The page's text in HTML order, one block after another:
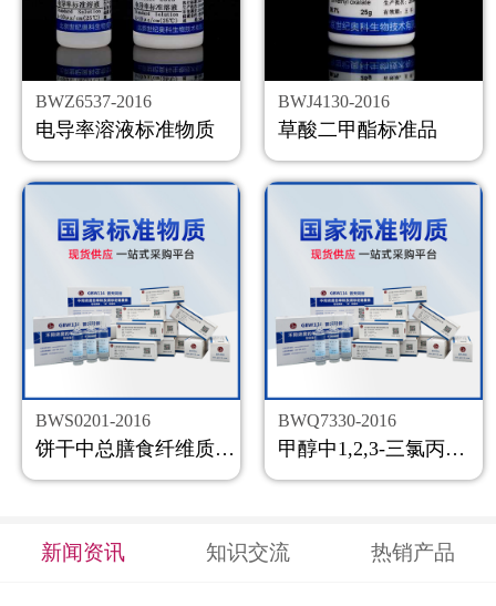
BWZ6537-2016
电导率溶液标准物质
BWJ4130-2016
草酸二甲酯标准品
BWS0201-2016
饼干中总膳食纤维质控样品
BWQ7330-2016
甲醇中1,2,3-三氯丙烷溶液标准物质
新闻资讯 知识交流 热销产品
购物车
会员中心
联系我们
返回主页